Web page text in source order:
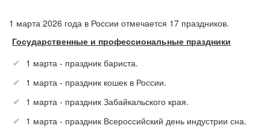
1 марта 2026 года в России отмечается 17 праздников.
Государственные и профессиональные праздники
1 марта - праздник бариста.
1 марта - праздник кошек в России.
1 марта - праздник Забайкальского края.
1 марта - праздник Всероссийский день индустрии сна.